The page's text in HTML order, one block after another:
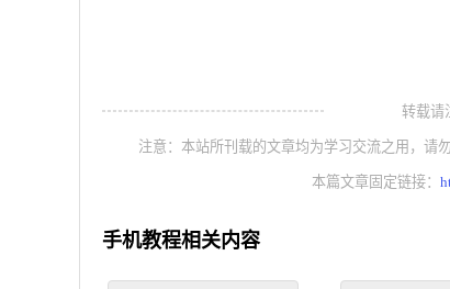
转载请
注意：本站所刊载的文章均为学习交流之用，请
本篇文章固定链接：
手机教程相关内容